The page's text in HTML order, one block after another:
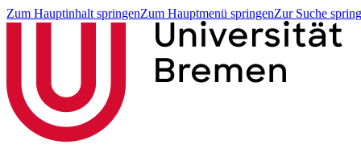
Zum Hauptinhalt springenZum Hauptmenü springenZur Suche